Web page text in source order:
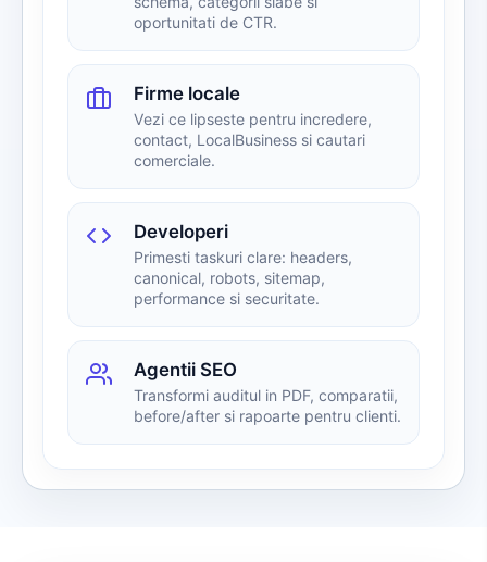
oportunitati de CTR.
Firme locale
Vezi ce lipseste pentru incredere,
contact, LocalBusiness si cautari
comerciale.
Developeri
Primesti taskuri clare: headers,
canonical, robots, sitemap,
performance si securitate.
Agentii SEO
Transformi auditul in PDF, comparatii,
before/after si rapoarte pentru clienti.